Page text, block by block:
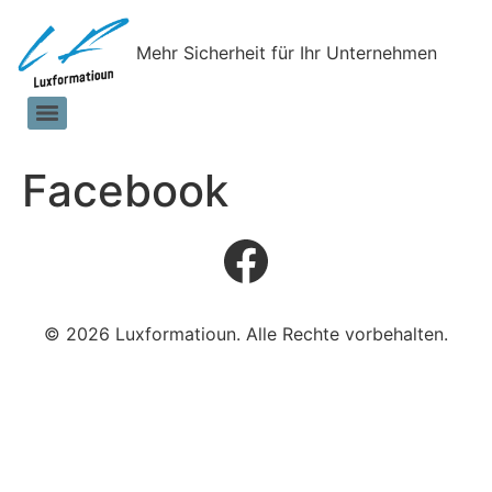
Mehr Sicherheit für Ihr Unternehmen
Facebook
© 2026 Luxformatioun. Alle Rechte vorbehalten.